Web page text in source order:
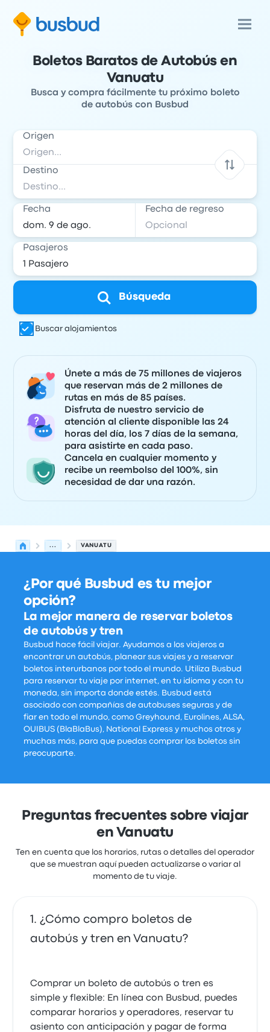
Boletos Baratos de Autobús en
Vanuatu
Busca y compra fácilmente tu próximo boleto
de autobús con Busbud
Origen
Destino
Fecha Fecha de regreso
Pasajeros
Búsqueda
Buscar alojamientos
Únete a más de 75 millones de viajeros
que reservan más de 2 millones de
rutas en más de 85 países.
Disfruta de nuestro servicio de
atención al cliente disponible las 24
horas del día, los 7 días de la semana,
para asistirte en cada paso.
Cancela en cualquier momento y
recibe un reembolso del 100%, sin
necesidad de dar una razón.
... VANUATU
¿Por qué Busbud es tu mejor
opción?
La mejor manera de reservar boletos
de autobús y tren
Busbud hace fácil viajar. Ayudamos a los viajeros a
encontrar un autobús, planear sus viajes y a reservar
boletos interurbanos por todo el mundo. Utiliza Busbud
para reservar tu viaje por internet, en tu idioma y con tu
moneda, sin importa donde estés. Busbud está
asociado con compañías de autobuses seguras y de
fiar en todo el mundo, como Greyhound, Eurolines, ALSA,
OUIBUS (BlaBlaBus), National Express y muchos otros y
muchas más, para que puedas comprar los boletos sin
preocuparte.
Preguntas frecuentes sobre viajar
en Vanuatu
Ten en cuenta que los horarios, rutas o detalles del operador
que se muestran aquí pueden actualizarse o variar al
momento de tu viaje.
¿Cómo compro boletos de
autobús y tren en Vanuatu?
Comprar un boleto de autobús o tren es
simple y flexible: En línea con Busbud, puedes
comparar horarios y operadores, reservar tu
asiento con anticipación y pagar de forma